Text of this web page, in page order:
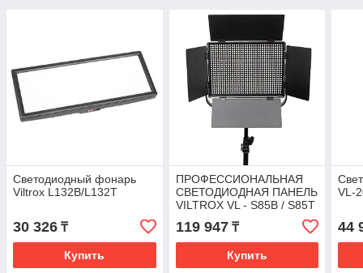
Светодиодный фонарь
Viltrox L132B/L132T
30 326 ₸
Купить
ПРОФЕССИОНАЛЬНАЯ
СВЕТОДИОДНАЯ ПАНЕЛЬ
VILTROX VL - S85B / S85T
119 947₸
Купить
VL-
44